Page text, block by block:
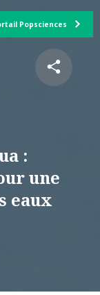
Popsciences
:
une
eaux